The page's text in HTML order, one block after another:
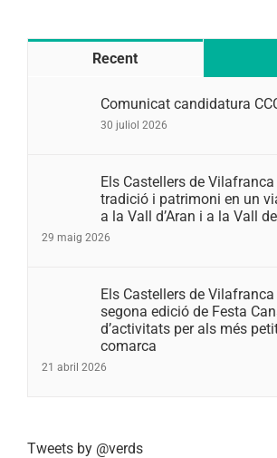
Recent
Comunicat candidatura
30 juliol 2026
Els Castellers de
tradició i patrimoni en un
a la Vall d’Aran i a la Vall
29 maig 2026
Els Castellers de
segona edició de Festa
d’activitats per als més
comarca
21 abril 2026
Tweets by @verds